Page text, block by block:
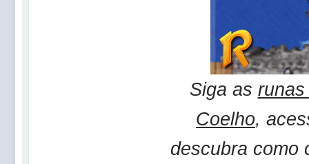
Siga as
Coelho,
descubra como